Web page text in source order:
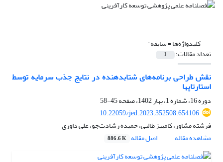
کلیدواژه‌ها =سابقه"
تعداد مقالات: 1
نقش طراحی برنامه‌های شتابدهنده در نتایج جذب سرمایه توسط
استارتاپها
دوره 16، شماره 1، بهار 1402، صفحه
45-58
10.22059/jed.2023.352508.654106
فرشته مشاور، کامبیز طالبی، حمیده رشادت‌جو، علی داوری
مشاهده مقاله
اصل مقاله 886.6 K